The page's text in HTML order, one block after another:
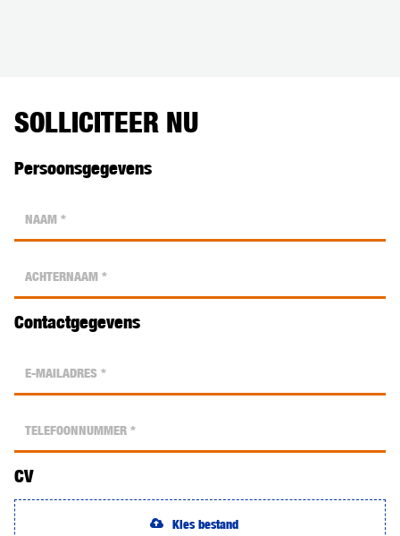
SOLLICITEER NU
Persoonsgegevens
Contactgegevens
CV
Kies bestand